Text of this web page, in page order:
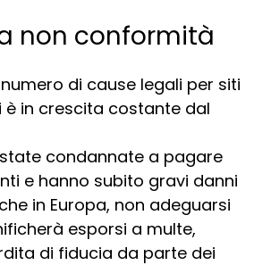
non conformità
di cause legali per siti
è in crescita costante dal
condannate a pagare
e hanno subito gravi danni
in Europa, non adeguarsi
esporsi a multe,
di fiducia da parte dei